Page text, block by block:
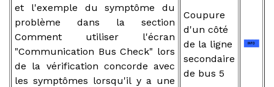
et l'exemple du symptôme du
problème dans la section
Comment utiliser l'écran
"Communication Bus Check" lors
de la vérification concorde avec
les symptômes lorsqu'il y a une
Coupure
d'un côté
de la ligne
secondaire
de bus 5